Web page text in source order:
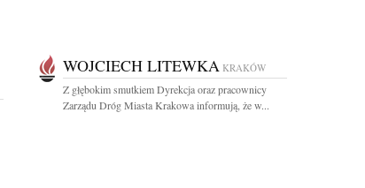
WOJCIECH LITEWKA KRAKÓW
Z głębokim smutkiem Dyrekcja oraz pracownicy
Zarządu Dróg Miasta Krakowa informują, że w...